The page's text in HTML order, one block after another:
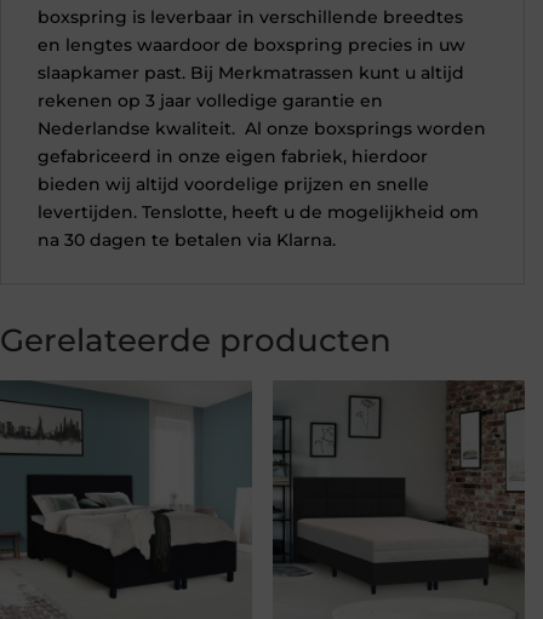
boxspring is leverbaar in verschillende breedtes
en lengtes waardoor de boxspring precies in uw
slaapkamer past. Bij Merkmatrassen kunt u altijd
rekenen op 3 jaar volledige garantie en
Nederlandse kwaliteit. Al onze boxsprings worden
gefabriceerd in onze eigen fabriek, hierdoor
bieden wij altijd voordelige prijzen en snelle
levertijden. Tenslotte, heeft u de mogelijkheid om
na 30 dagen te betalen via Klarna.
Gerelateerde producten